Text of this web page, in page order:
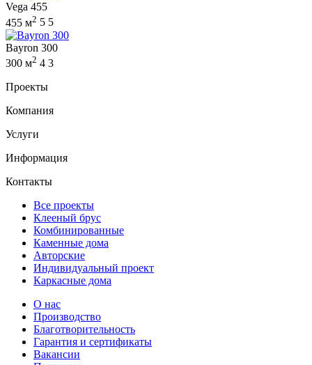
Vega 455
455 м2 5 5
Bayron 300
300 м2 4 3
Проекты
Компания
Услуги
Информация
Контакты
Все проекты
Клееный брус
Комбинированные
Каменные дома
Авторские
Индивидуальный проект
Каркасные дома
О нас
Производство
Благотворительность
Гарантия и сертификаты
Вакансии